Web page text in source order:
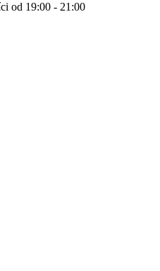
od 19:00 - 21:00